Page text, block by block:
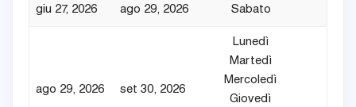
giu 27, 2026 ago 29, 2026 Sabato
ago 29, 2026 set 30, 2026
Lunedì
Martedì
Mercoledì
Giovedì